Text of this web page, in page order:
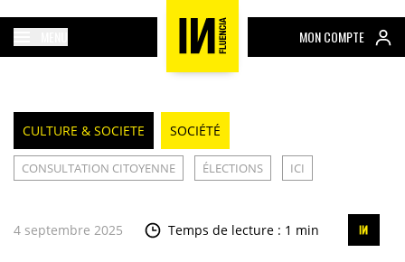
MON COMPTE
CULTURE & SOCIETE SOCIÉTÉ
CONSULTATION CITOYENNE ÉLECTIONS ICI
4 septembre 2025 Temps de lecture : 1 min